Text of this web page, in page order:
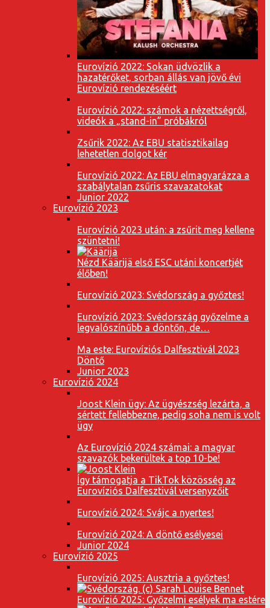
Eurovízió 2022: Sokan üdvözlik a
hazatérőket, sorban állás van jövő évi
Eurovízió rendezéséért
Eurovízió 2022: számok a nézettségről,
videók a „stand-in” próbákról
Zsűrik 2022: Az EBU statisztikailag
lehetetlen dolgot kér
Eurovízió 2022: Az EBU elmagyarázza a
szabálytalan zsűris szavazatokat
Junior 2022
Eurovízió 2023
Eurovízió 2023 után: a zsűrit meg kellene
szüntetni!
Nézd Käärijä első ESC utáni koncertjét
élőben!
Eurovízió 2023: Svédország a győztes!
Eurovízió 2023: Svédország győzelme a
legvalószínűbb a döntőn, de…
Ma este: Eurovíziós Dalfesztivál 2023
Döntő
Junior 2023
Eurovízió 2024
Joost Klein ügy: Az ügyészség lezárta, a
sértett fellebbezne, pedig soha nem is volt
ügy
Az Eurovízió 2024 számai: a magyar
szavazók bekerültek a top 10-be!
Így támogatja a TikTok közösség az
Eurovíziós Dalfesztivál versenyzőit
Eurovízió 2024: Svájc a nyertes!
Eurovízió 2024: A döntő esélyesei
Junior 2024
Eurovízió 2025
Eurovízió 2025: Ausztria a győztes!
Eurovízió 2025: Győzelmi esélyek ma estére